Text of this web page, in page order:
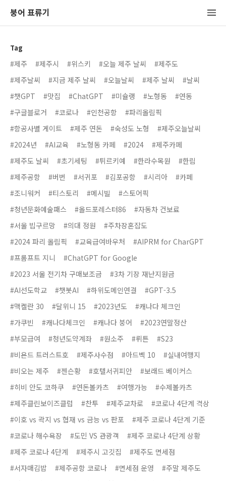
붕어 표류기
Tag
#제주 #제주시 #위스키 #오늘 제주 날씨
#제주도
#제주날씨
#지금 제주 날씨 #오늘날씨 #제주 날씨
#날씨
#챗GPT
#맛집 #ChatGPT #미슐랭 #노형동
#연동
#구글블로거
#코로나 #인천공항
#파리올림픽
#항공사별 게이트
#제주 연돈 #숙성도 노형
#제주오늘날씨
#2024년
#AI교육 #노형동 카페 #2024
#제주카페
#제주도 날씨
#초기세팅 #튀르키예 #한라수목원
#한림
#제주공항
#버번 #서귀포 #김포공항 #시리아
#카페
#조니워커
#티스토리 #메시빌
#스토어픽
#청년문화예술패스
#올드포레스터86
#자동차 건보료
#서울 빕구르망
#의대 정원
#주차장혼잡도
#2024 파리 올림픽
#교육급여바우처
#AIPRM for CharGPT
#프롬프트 지니
#ChatGPT for Google
#2023 서울 전기차 구매보조금
#3차 기장 재난지원금
#AI선도학교
#챗봇AI #하위도메인연결
#GPT-3.5
#맥켈란 30
#달위니 15 #2023년도
#캐나다 체크인
#가쿠빈
#캐나다체크인 #캐나다 붕어
#2023연말정산
#부모급여
#청년도약계좌 #원소주 #뤼튼
#S23
#비욘드 트러스트호
#제주사수점 #아드벡 10
#실내여행지
#비오는 제주
#젠슨황 #호텔서귀피안
#보래드 베이커스
#히비 안도 코하쿠
#연돈볼카츠 #여행가능
#수제볼카츠
#제주클린보이즈클럽
#찬투 #제주교차로
#코로나 4단계 격상
#이호 vs 곽지 vs 협재 vs 금능 vs 판포
#제주 코로나 4단계 기준
#코로나 해수욕장
#도민 VS 관광객
#제주 코로나 4단계 상황
#제주 코로나 4단계
#제주시 고깃집
#제주도 면세점
#서자매김밥
#제주공항 코로나 #면세점 운영
#주말 제주도